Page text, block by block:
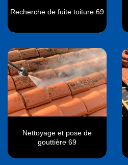
Recherche de fuite toiture 69
Nettoyage et pose de
gouttière 69